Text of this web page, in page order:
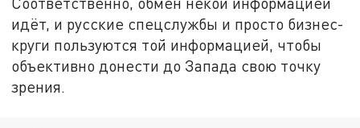
идёт, и русские спецслужбы и просто бизнес-
круги пользуются той информацией, чтобы
объективно донести до Запада свою точку
зрения.